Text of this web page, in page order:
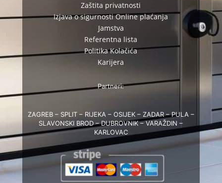
Zaštita privatnosti
Izjava o sigurnosti Online plaćanja
Jamstva
Referentna lista
Politika Kolačića
Karijera
Partneri:
ZAGREB – SPLIT – RIJEKA – OSIJEK – ZADAR – PULA –
SLAVONSKI BROD – DUBROVNIK – VARAŽDIN –
KARLOVAC